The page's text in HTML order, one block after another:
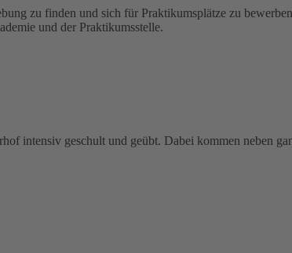
zu finden und sich für Praktikumsplätze zu
und der Praktikumsstelle.
intensiv geschult und geübt. Dabei kommen neben